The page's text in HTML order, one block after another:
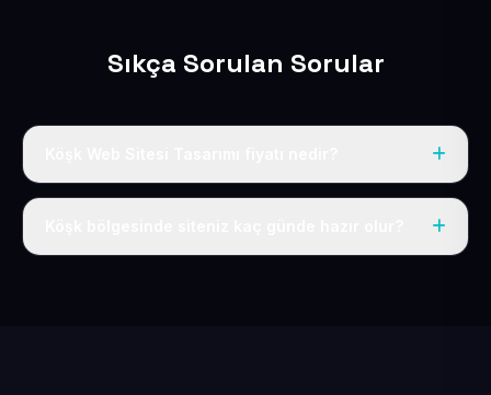
Sıkça Sorulan Sorular
Tek fiyat uygulanır: yıllık 50 USD + KDV. Bu bedele alan